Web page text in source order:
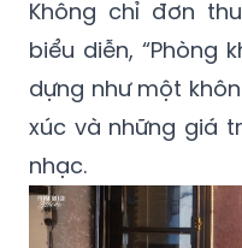
do anh đảm
kiêm Giám đốc âm
Không chỉ đơn
biểu diễn, “Phòng
dựng như một
xúc và những giá